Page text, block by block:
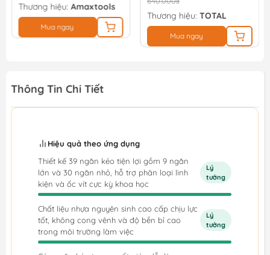
Thương hiệu:TOTAL
Mua ngay
Thương hiệu:
Mua ngay
Thông Tin Chi Tiết
Hiệu quả theo ứng dụng
Thiết kế 39 ngăn kéo tiện lợi gồm 9 ngăn
lớn và 30 ngăn nhỏ, hỗ trợ phân loại linh
kiện và ốc vít cực kỳ khoa học
Lý
tưởng
Chất liệu nhựa nguyên sinh cao cấp chịu lực
tốt, không cong vênh và độ bền bỉ cao
trong môi trường làm việc
Lý
tưởng